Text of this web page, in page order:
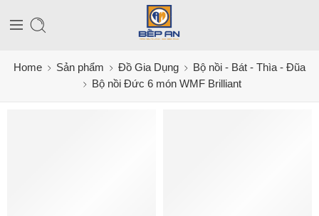
Home Sản phẩm Đồ Gia Dụng
Bộ nồi - Bát - Thìa - Đũa
Bộ nồi Đức 6 món WMF Brilliant